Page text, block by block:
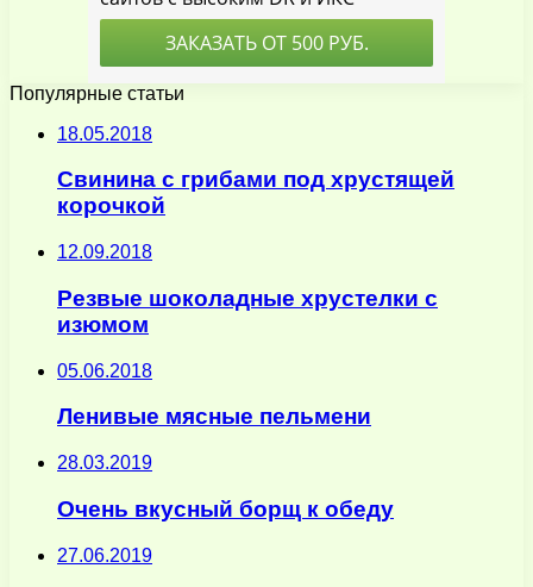
Популярные статьи
18.05.2018
Свинина с грибами под хрустящей
корочкой
12.09.2018
Резвые шоколадные хрустелки с
изюмом
05.06.2018
Ленивые мясные пельмени
28.03.2019
Очень вкусный борщ к обеду
27.06.2019